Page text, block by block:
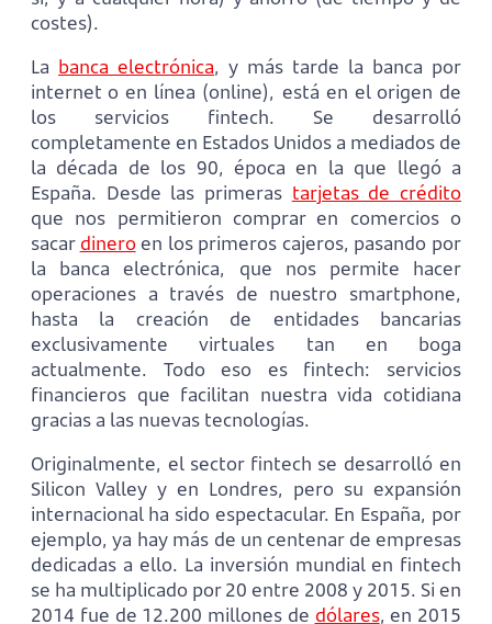
costes).
La banca electrónica, y más tarde la banca por
internet o en línea (online), está en el origen de
los servicios fintech. Se desarrolló
completamente en Estados Unidos a mediados de
la década de los 90, época en la que llegó a
España. Desde las primeras tarjetas de crédito
que nos permitieron comprar en comercios o
sacar dineroen los primeros cajeros, pasando por
la banca electrónica, que nos permite hacer
operaciones a través de nuestro smartphone,
hasta la creación de entidades bancarias
exclusivamente virtuales tan en boga
actualmente. Todo eso es fintech: servicios
financieros que facilitan nuestra vida cotidiana
gracias a las nuevas tecnologías.
Originalmente, el sector fintech se desarrolló en
Silicon Valley y en Londres, pero su expansión
internacional ha sido espectacular. En España, por
ejemplo, ya hay más de un centenar de empresas
dedicadas a ello. La inversión mundial en fintech
se ha multiplicado por 20 entre 2008 y 2015. Si en
2014 fue de 12.200 millones de dólares, en 2015